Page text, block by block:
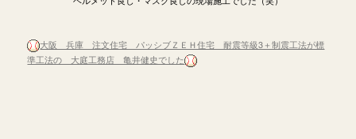
大阪 兵庫 注文住宅 パッシブＺＥＨ住宅 耐震等級3＋制震工法が標
準工法の 大庭工務店 亀井健史でした